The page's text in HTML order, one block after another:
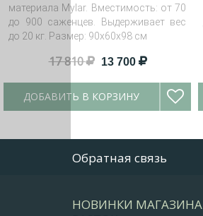
материала Mylar. Вместимость: от 70
до 900 саженцев. Выдерживает вес
до 20 кг. Размер: 90х60х98 см
17 810 13 700
ДОБАВИТЬ В КОРЗИНУ
Обратная связь
НОВИНКИ МАГАЗИНА